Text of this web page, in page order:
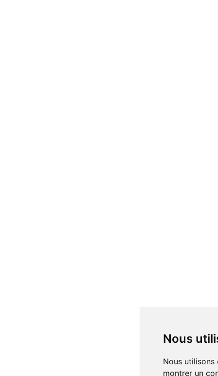
Nous
Nous utilisons des cookies et d'autres technologies de suivi pour améliorer votre expérience de navigation sur notre site, pour vous
montrer un